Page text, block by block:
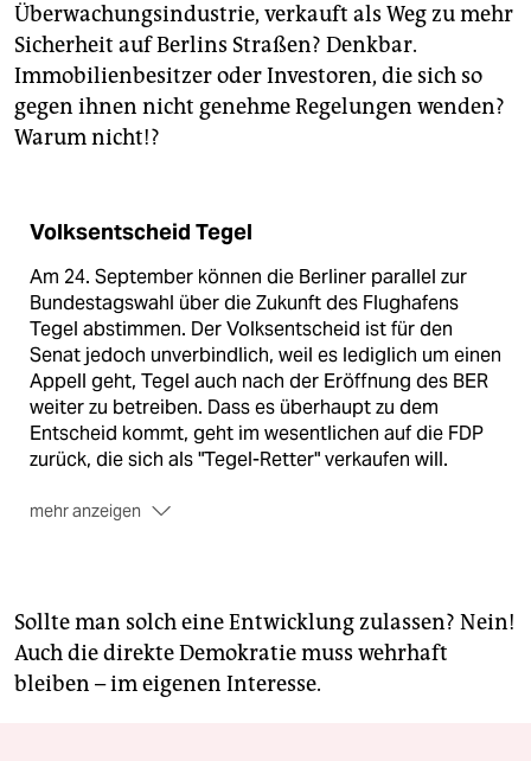
Überwachungsindustrie, verkauft als Weg zu mehr
Sicherheit auf Berlins Straßen? Denkbar.
Immobilienbesitzer oder Investoren, die sich so
gegen ihnen nicht genehme Regelungen wenden?
Warum nicht!?
Volksentscheid Tegel
Am 24. September können die Berliner parallel zur
Bundestagswahl über die Zukunft des Flughafens
Tegel abstimmen. Der Volksentscheid ist für den
Senat jedoch unverbindlich, weil es lediglich um einen
Appell geht, Tegel auch nach der Eröffnung des BER
weiter zu betreiben. Dass es überhaupt zu dem
Entscheid kommt, geht im wesentlichen auf die FDP
zurück, die sich als "Tegel-Retter" verkaufen will.
mehr anzeigen
unmöglich. Der Senat hat deswegen auch
angekündigt, selbst bei einer Niederlage Tegel zu
schließen.(taz)
Sollte man solch eine Entwicklung zulassen? Nein!
Auch die direkte Demokratie muss wehrhaft
bleiben – im eigenen Interesse.